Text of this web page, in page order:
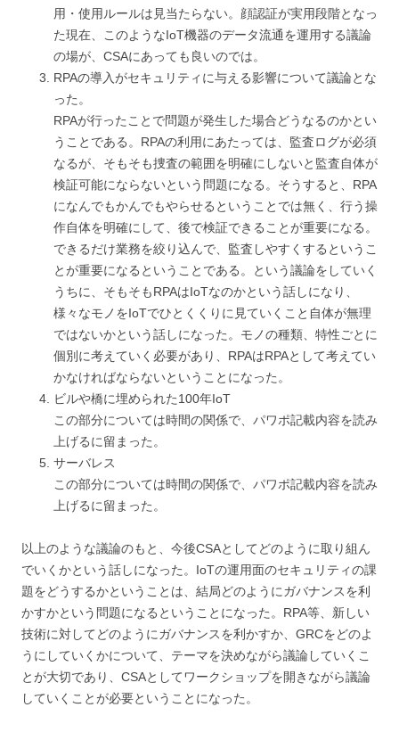
用・使用ルールは見当たらない。顔認証が実用段階となっ
た現在、このようなIoT機器のデータ流通を運用する議論
の場が、CSAにあっても良いのでは。
RPAの導入がセキュリティに与える影響について議論とな
った。
RPAが行ったことで問題が発生した場合どうなるのかとい
うことである。RPAの利用にあたっては、監査ログが必須
なるが、そもそも捜査の範囲を明確にしないと監査自体が
検証可能にならないという問題になる。そうすると、RPA
になんでもかんでもやらせるということでは無く、行う操
作自体を明確にして、後で検証できることが重要になる。
できるだけ業務を絞り込んで、監査しやすくするというこ
とが重要になるということである。という議論をしていく
うちに、そもそもRPAはIoTなのかという話しになり、
様々なモノをIoTでひとくくりに見ていくこと自体が無理
ではないかという話しになった。モノの種類、特性ごとに
個別に考えていく必要があり、RPAはRPAとして考えてい
かなければならないということになった。
ビルや橋に埋められた100年IoT
この部分については時間の関係で、パワポ記載内容を読み
上げるに留まった。
サーバレス
この部分については時間の関係で、パワポ記載内容を読み
上げるに留まった。
以上のような議論のもと、今後CSAとしてどのように取り組ん
でいくかという話しになった。IoTの運用面のセキュリティの課
題をどうするかということは、結局どのようにガバナンスを利
かすかという問題になるということになった。RPA等、新しい
技術に対してどのようにガバナンスを利かすか、GRCをどのよ
うにしていくかについて、テーマを決めながら議論していくこ
とが大切であり、CSAとしてワークショップを開きながら議論
していくことが必要ということになった。